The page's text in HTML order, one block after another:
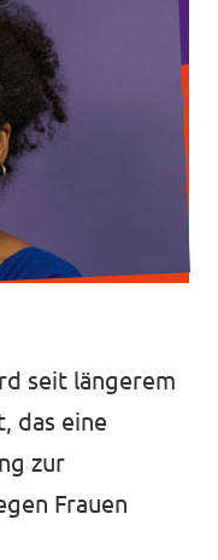
seit längerem
das eine
zur
Frauen